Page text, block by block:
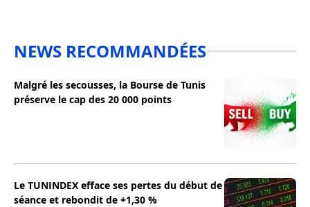
NEWS RECOMMANDÉES
Malgré les secousses, la Bourse de Tunis
préserve le cap des 20 000 points
Le TUNINDEX efface ses pertes du début de
séance et rebondit de +1,30 %